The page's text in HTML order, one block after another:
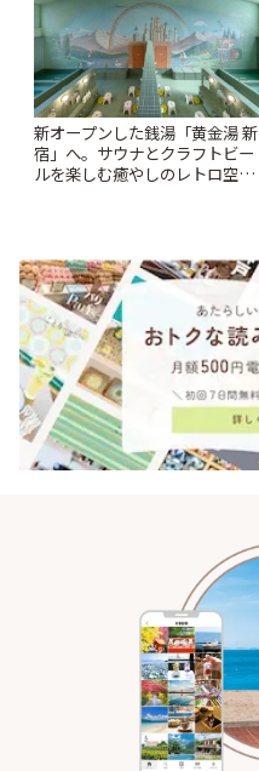
新オープンした銭湯「黄金湯 新
宿」へ。サウナとクラフトビー
ルを楽しむ癒やしのレトロ空間